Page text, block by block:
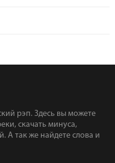
рэп. Здесь вы можете
скачать минуса,
А так же найдете слова и